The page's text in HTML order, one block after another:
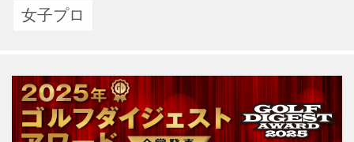
女子プロ